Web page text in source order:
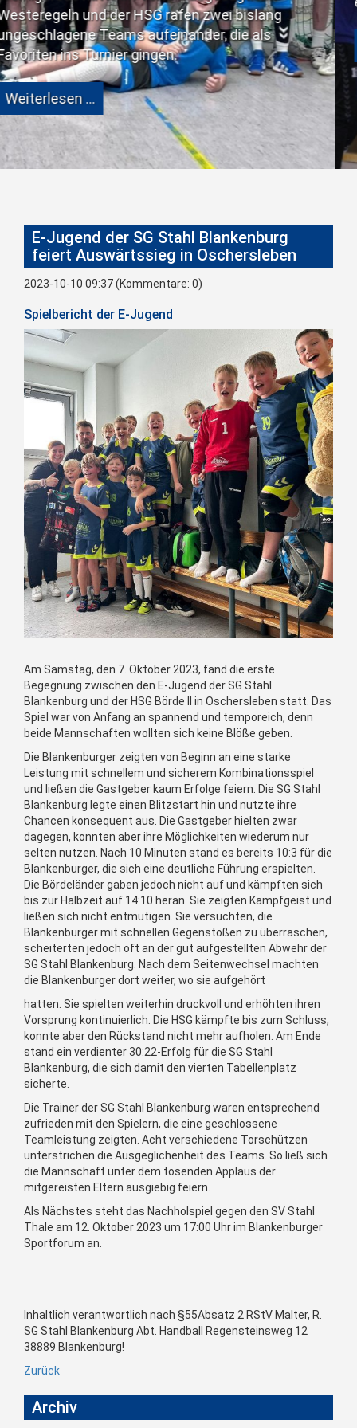
rafen zwei bislang
aufeinander, die als
Weiterlesen …
E-Jugend der SG Stahl Blankenburg
feiert Auswärtssieg in Oschersleben
2023-10-10 09:37(Kommentare: 0)
Spielbericht der E-Jugend
Am Samstag, den 7. Oktober 2023, fand die erste
Begegnung zwischen den E-Jugend der SG Stahl
Blankenburg und der HSG Börde II in Oschersleben statt. Das
Spiel war von Anfang an spannend und temporeich, denn
beide Mannschaften wollten sich keine Blöße geben.
Die Blankenburger zeigten von Beginn an eine starke
Leistung mit schnellem und sicherem Kombinationsspiel
und ließen die Gastgeber kaum Erfolge feiern. Die SG Stahl
Blankenburg legte einen Blitzstart hin und nutzte ihre
Chancen konsequent aus. Die Gastgeber hielten zwar
dagegen, konnten aber ihre Möglichkeiten wiederum nur
selten nutzen. Nach 10 Minuten stand es bereits 10:3 für die
Blankenburger, die sich eine deutliche Führung erspielten.
Die Bördeländer gaben jedoch nicht auf und kämpften sich
bis zur Halbzeit auf 14:10 heran. Sie zeigten Kampfgeist und
ließen sich nicht entmutigen. Sie versuchten, die
Blankenburger mit schnellen Gegenstößen zu überraschen,
scheiterten jedoch oft an der gut aufgestellten Abwehr der
SG Stahl Blankenburg. Nach dem Seitenwechsel machten
die Blankenburger dort weiter, wo sie aufgehört
hatten. Sie spielten weiterhin druckvoll und erhöhten ihren
Vorsprung kontinuierlich. Die HSG kämpfte bis zum Schluss,
konnte aber den Rückstand nicht mehr aufholen. Am Ende
stand ein verdienter 30:22-Erfolg für die SG Stahl
Blankenburg, die sich damit den vierten Tabellenplatz
sicherte.
Die Trainer der SG Stahl Blankenburg waren entsprechend
zufrieden mit den Spielern, die eine geschlossene
Teamleistung zeigten. Acht verschiedene Torschützen
unterstrichen die Ausgeglichenheit des Teams. So ließ sich
die Mannschaft unter dem tosenden Applaus der
mitgereisten Eltern ausgiebig feiern.
Als Nächstes steht das Nachholspiel gegen den SV Stahl
Thale am 12. Oktober 2023 um 17:00 Uhr im Blankenburger
Sportforum an.
Inhaltlich verantwortlich nach §55Absatz 2 RStV Malter, R.
SG Stahl Blankenburg Abt. Handball Regensteinsweg 12
38889 Blankenburg!
Zurück
Archiv